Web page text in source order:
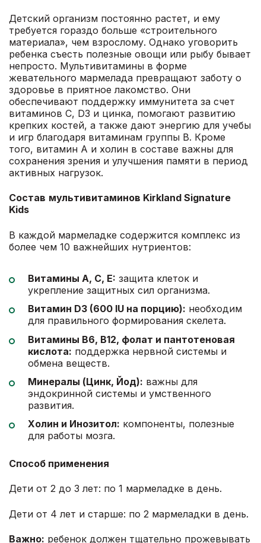
Детский организм постоянно растет, и ему
требуется гораздо больше «строительного
материала», чем взрослому. Однако уговорить
ребенка съесть полезные овощи или рыбу бывает
непросто. Мультивитамины в форме
жевательного мармелада превращают заботу о
здоровье в приятное лакомство. Они
обеспечивают поддержку иммунитета за счет
витаминов C, D3 и цинка, помогают развитию
крепких костей, а также дают энергию для учебы
и игр благодаря витаминам группы B. Кроме
того, витамин А и холин в составе важны для
сохранения зрения и улучшения памяти в период
активных нагрузок.
Состав мультивитаминов Kirkland Signature
Kids
В каждой мармеладке содержится комплекс из
более чем 10 важнейших нутриентов:
Витамины A, C, E: защита клеток и
укрепление защитных сил организма.
Витамин D3 (600 IU на порцию): необходим
для правильного формирования скелета.
Витамины B6, B12, фолат и пантотеновая
кислота: поддержка нервной системы и
обмена веществ.
Минералы (Цинк, Йод): важны для
эндокринной системы и умственного
развития.
Холин и Инозитол: компоненты, полезные
для работы мозга.
Способ применения
Дети от 2 до 3 лет: по 1 мармеладке в день.
Дети от 4 лет и старше: по 2 мармеладки в день.
Важно: ребенок должен тщательно прожевывать